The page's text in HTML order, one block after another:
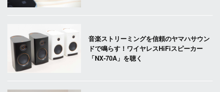
音楽ストリーミングを信頼のヤマハサウン
ドで鳴らす！ワイヤレスHiFiスピーカー
「NX-70A」を聴く